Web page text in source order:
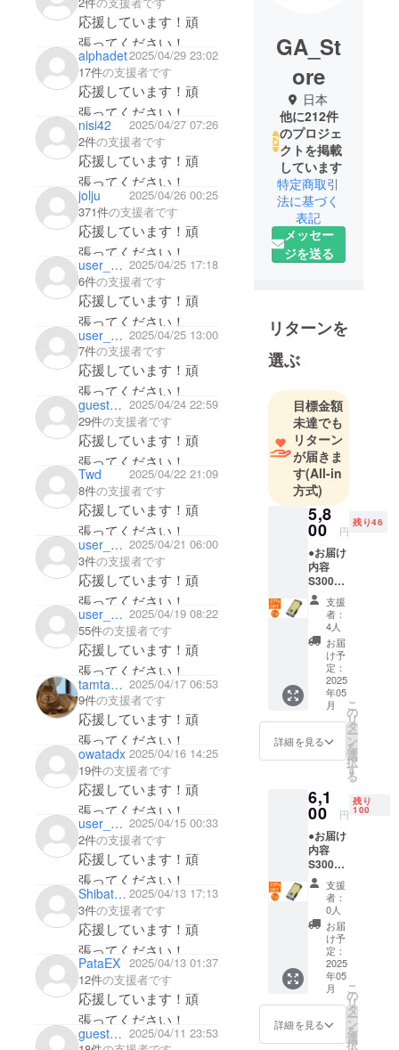
応援しています！頑
張ってください！
alphadet2025/04/29 23:02
17件の支援者です
応援しています！頑
張ってください！
nisi42
2025/04/27 07:26
2件の支援者です
応援しています！頑
張ってください！
jolju
2025/04/26 00:25
371件の支援者です
応援しています！頑
張ってください！
user_599730710a94 2025/04/25 17:18
6件の支援者です
応援しています！頑
張ってください！
user_0746cbe8ad24 2025/04/25 13:00
7件の支援者です
応援しています！頑
張ってください！
guestb21595c821 2025/04/24 22:59
29件の支援者です
応援しています！頑
張ってください！
Twd
2025/04/22 21:09
8件の支援者です
応援しています！頑
張ってください！
user_a2d39ece0474 2025/04/21 06:00
3件の支援者です
応援しています！頑
張ってください！
user_ba892687a734 2025/04/19 08:22
55件の支援者です
応援しています！頑
張ってください！
tamtam106 2025/04/17 06:53
9件の支援者です
応援しています！頑
張ってください！
owatadx 2025/04/16 14:25
19件の支援者です
応援しています！頑
張ってください！
user_c64947352124 2025/04/15 00:33
2件の支援者です
応援しています！頑
張ってください！
Shibata gitetu 2025/04/13 17:13
3件の支援者です
応援しています！頑
張ってください！
PataEX 2025/04/13 01:37
12件の支援者です
応援しています！頑
張ってください！
guest91ea1ee3baa4 2025/04/11 23:53
GA_St
ore
日本
他に212件
のプロジェ
クトを掲載
しています
特定商取引
法に基づく
表記
メッセー
ジを送る
リターンを
選ぶ
目標金額
未達でも
リターン
が届きま
す(All-in
方式)
5,8
00 円
残り46
●お届け
内容
S300本
体 x 1
充電
ケーブ
ル x 1 ●
数量限
定！定
価から
27%OF
F 定価
8,000円
（税
込）→
5,800円
込） ※
販売価
格は送
料込み
です。
※ご注文
状況、
使用部
材の供
給状
況、製
造工程
上の都
合等に
より出
荷時期
が遅れ
支援
者：
4人
お届
け予
定：
2025
年05
月
詳細を見る
こ
の
リ
タ
ー
ン
を
選
択
す
る
6,1
00 円
残り
100
●お届け
内容
S300本
体 x 1
充電
ケーブ
ル x 1 ●
数量限
定！定
価から
23%OF
F 定価
8,000円
（税
込）→
支援
者：
0人
お届
け予
定：
2025
年05
月
詳細を見る
こ
の
リ
タ
ー
ン
を
選
択